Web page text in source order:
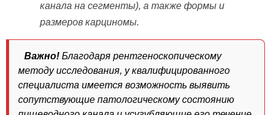
канала на сегменты), а также формы и
размеров карциномы.
Важно! Благодаря рентгеноскопическому
методу исследования, у квалифицированного
специалиста имеется возможность выявить
сопутствующие патологическому состоянию